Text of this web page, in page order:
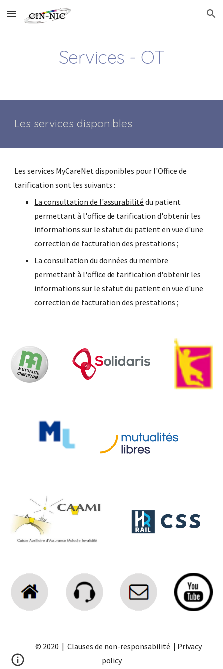
Skip to main content Skip to navigation
Services - OT
Les services disponibles
Les services MyCareNet disponibles pour l'Office de
tarification sont les suivants :
La consultation de l'assurabilité du patient
permettant à l'office de tarification d'obtenir les
informations sur le statut du patient en vue d'une
correction de facturation des prestations ;
La consultation du données du membre
permettant à l'office de tarification d'obtenir les
informations sur le statut du patient en vue d'une
correction de facturation des prestations ;
© 2020 | Clauses de non-responsabilité | Privacy
policy